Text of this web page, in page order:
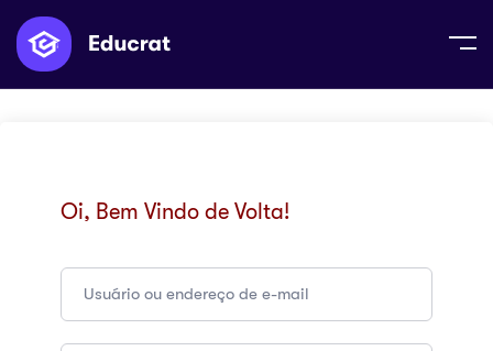
Oi, Bem Vindo de Volta!